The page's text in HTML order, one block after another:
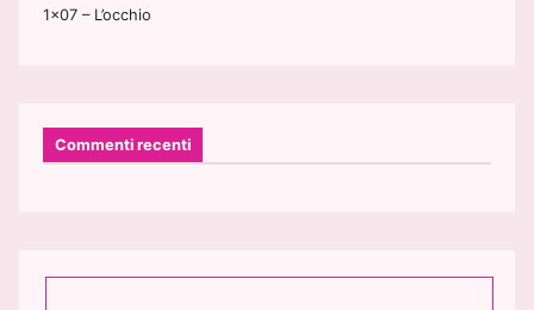
1×07 – L’occhio
Commenti recenti